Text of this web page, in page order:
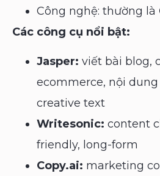
Công nghệ: thường là
Các công cụ nổi bật:
Jasper: viết bài blog,
ecommerce, nội
creative text
Writesonic: content
friendly, long-form
Copy.ai: marketing